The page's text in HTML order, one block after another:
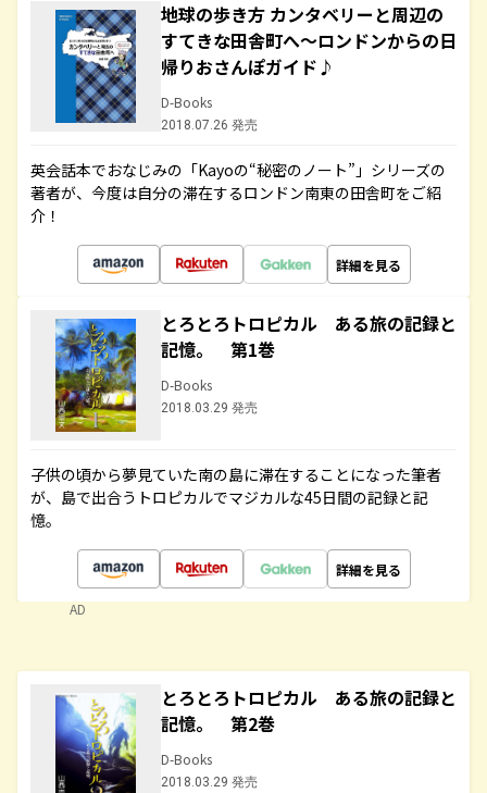
地球の歩き方 カンタベリーと周辺の
すてきな田舎町へ～ロンドンからの日
帰りおさんぽガイド♪
D-Books
2018.07.26 発売
英会話本でおなじみの「Kayoの“秘密のノート”」シリーズの
著者が、今度は自分の滞在するロンドン南東の田舎町をご紹
介！
詳細を見る
とろとろトロピカル ある旅の記録と
記憶。 第1巻
D-Books
2018.03.29 発売
子供の頃から夢見ていた南の島に滞在することになった筆者
が、島で出合うトロピカルでマジカルな45日間の記録と記
憶。
詳細を見る
AD
とろとろトロピカル ある旅の記録と
記憶。 第2巻
D-Books
2018.03.29 発売